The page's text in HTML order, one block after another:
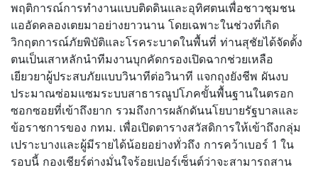
พฤติการณ์การทำงานแบบติดดินและอุทิศตนเพื่อชาวชุมชน
แออัดคลองเตยมาอย่างยาวนาน โดยเฉพาะในช่วงที่เกิด
วิกฤตการณ์ภัยพิบัติและโรคระบาดในพื้นที่ ท่านสุชัยได้จัดตั้ง
ตนเป็นเสาหลักนำทีมงานบุกคัดกรองเปิดฉากช่วยเหลือ
เยียวยาผู้ประสบภัยแบบวินาทีต่อวินาที แจกถุงยังชีพ ผันงบ
ประมาณซ่อมแซมระบบสาธารณูปโภคขั้นพื้นฐานในตรอก
ซอกซอยที่เข้าถึงยาก รวมถึงการผลักดันนโยบายรัฐบาลและ
ข้อราชการของ กทม. เพื่อเปิดตารางสวัสดิการให้เข้าถึงกลุ่ม
เปราะบางและผู้มีรายได้น้อยอย่างทั่วถึง การคว้าเบอร์ 1 ใน
รอบนี้ กองเชียร์ต่างมั่นใจร้อยเปอร์เซ็นต์ว่าจะสามารถสาน